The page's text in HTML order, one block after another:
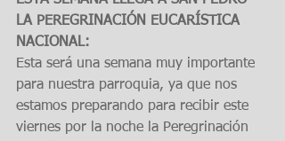
LA PEREGRINACIÓN EUCARÍSTICA
NACIONAL:
Esta será una semana muy importante
para nuestra parroquia, ya que nos
estamos preparando para recibir este
viernes por la noche la Peregrinación